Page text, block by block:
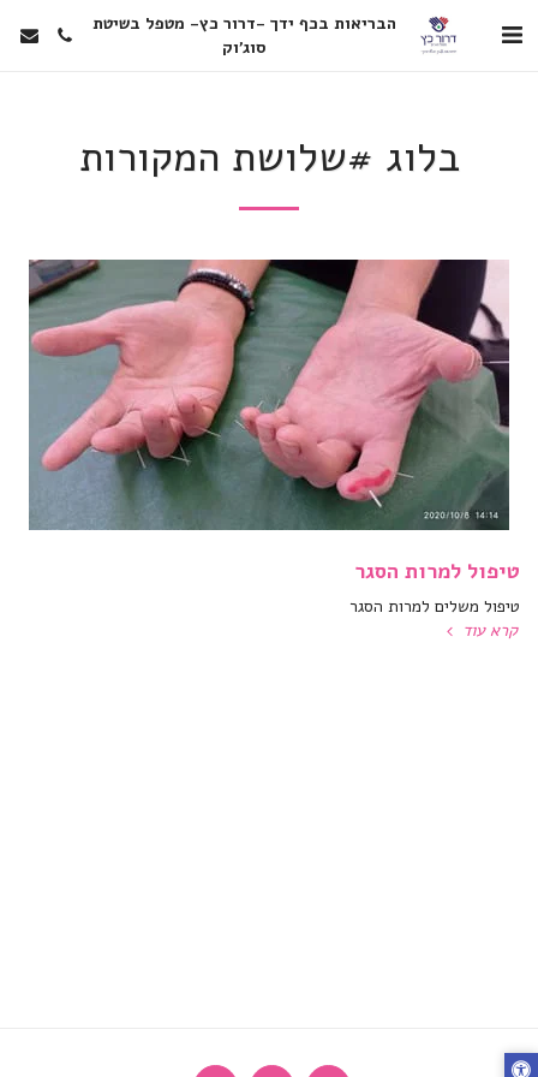
הבריאות בכף ידך -דרור כץ- מטפל בשיטת
סוג'וק
בלוג #שלושת המקורות
טיפול למרות הסגר
טיפול משלים למרות הסגר
קרא עוד